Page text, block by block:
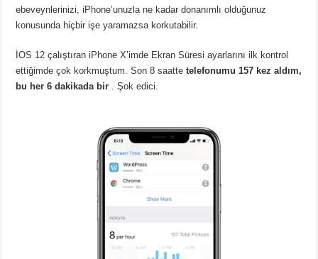
ebeveynlerinizi, iPhone’unuzla ne kadar donanımlı olduğunuz
konusunda hiçbir işe yaramazsa korkutabilir.
İOS 12 çalıştıran iPhone X’imde Ekran Süresi ayarlarını ilk kontrol
ettiğimde çok korkmuştum. Son 8 saattetelefonumu 157 kez aldım,
bu her 6 dakikada bir . Şok edici.